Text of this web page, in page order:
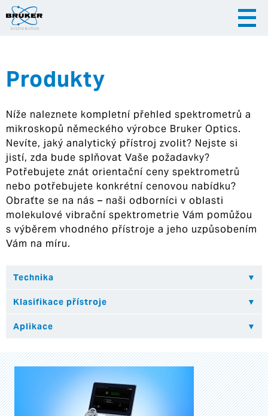
|
Hrvatska
Produkty
Níže naleznete kompletní přehled spektrometrů a
mikroskopů německého výrobce Bruker Optics.
Nevíte, jaký analytický přístroj zvolit? Nejste si
jistí, zda bude splňovat Vaše požadavky?
Potřebujete znát orientační ceny spektrometrů
nebo potřebujete konkrétní cenovou nabídku?
Obraťte se na nás – naši odborníci v oblasti
molekulové vibrační spektrometrie Vám pomůžou
s výběrem vhodného přístroje a jeho uzpůsobením
Vám na míru.